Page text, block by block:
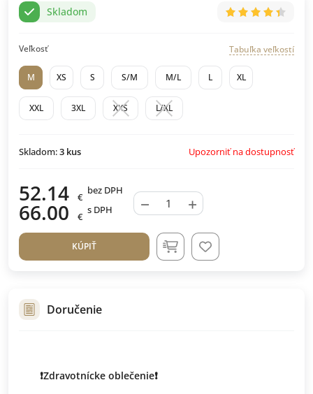
Skladom
Veľkosť Tabuľka veľkostí
M XS S S/M M/L L XL
XXL 3XL XXS L/XL
Skladom:3 kus Upozorniť na dostupnosť
52.14 €
bez DPH
66.00 €
s DPH − +
KÚPIŤ
Doručenie
❗️Zdravotnícke oblečenie❗️